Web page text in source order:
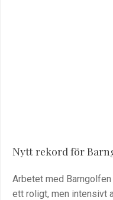
Nytt rekord för
Arbetet med
ett roligt, men intensivt